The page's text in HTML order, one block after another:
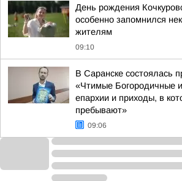
День рождения
особенно запомнился
жителям
09:10
В Саранске состоялась
«Чтимые Богородичные
епархии и приходы, в
пребывают»
09:06